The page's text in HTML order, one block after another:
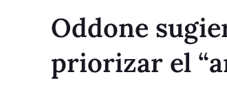
Oddone
priorizar el